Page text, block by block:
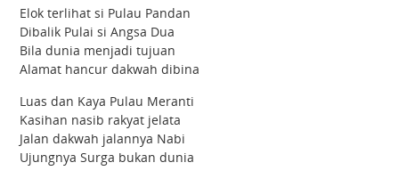
Elok terlihat si Pulau Pandan
Dibalik Pulai si Angsa Dua
Bila dunia menjadi tujuan
Alamat hancur dakwah dibina
Luas dan Kaya Pulau Meranti
Kasihan nasib rakyat jelata
Jalan dakwah jalannya Nabi
Ujungnya Surga bukan dunia